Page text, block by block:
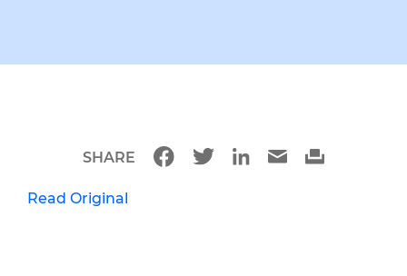
Read Original
SHARE